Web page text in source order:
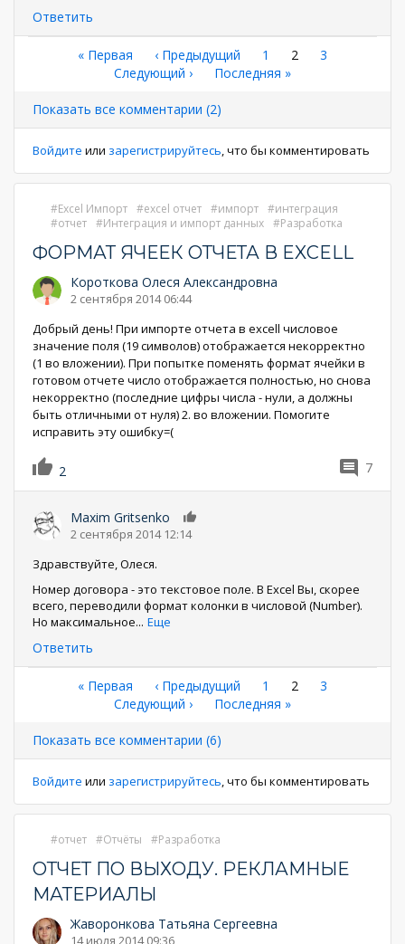
Ответить
Нумерация
страниц
Первая
страница
« Первая ←
‹ Предыдущий Страница
1
Текущая
2 Страница
3
Следующая
Следующий ›
Последняя
Последняя »
Показать все комментарии (2)
Войдите или зарегистрируйтесь, что бы комментировать
Excel Импорт excel отчет импорт
интеграция
отчет
Интеграция и импорт данных Разработка
ФОРМАТ ЯЧЕЕК ОТЧЕТА В EXCELL
Короткова Олеся Александровна
2 сентября 2014 06:44
Добрый день! При импорте отчета в excell числовое
значение поля (19 символов) отображается некорректно
(1 во вложении). При попытке поменять формат ячейки в
готовом отчете число отображается полностью, но снова
некорректно (последние цифры числа - нули, а должны
быть отличными от нуля) 2. во вложении. Помогите
исправить эту ошибку=(
2 7
Maxim Gritsenko
2 сентября 2014 12:14
Здравствуйте, Олеся.
Номер договора - это текстовое поле. В Excel Вы, скорее
всего, переводили формат колонки в числовой (Number).
Но максимальное... Еще
Ответить
Нумерация
страниц
Первая
страница
« Первая ←
‹ Предыдущий Страница
1
Текущая
2 Страница
3
Следующая
Следующий ›
Последняя
Последняя »
Показать все комментарии (6)
Войдите или зарегистрируйтесь, что бы комментировать
отчет Отчёты Разработка
ОТЧЕТ ПО ВЫХОДУ. РЕКЛАМНЫЕ
МАТЕРИАЛЫ
Жаворонкова Татьяна Сергеевна
14 июля 2014 09:36